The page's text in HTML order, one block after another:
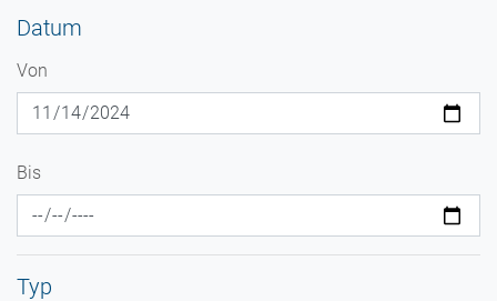
Datum
Von
Bis
Typ